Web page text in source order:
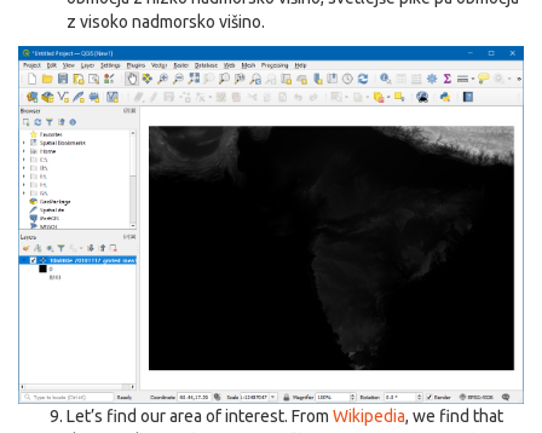
z visoko nadmorsko višino.
Let’s find our area of interest. From Wikipedia, we find that